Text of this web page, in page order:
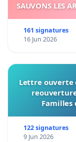
SAUVONS LES
161 signatures
16 Jun 2026
Lettre ouverte
Familles
122 signatures
9 Jun 2026